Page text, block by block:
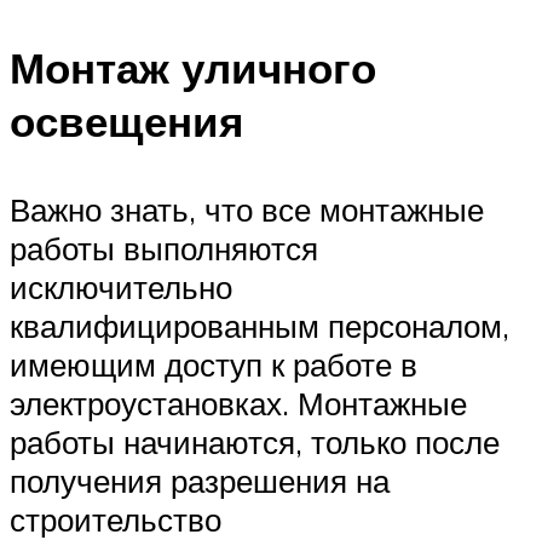
Монтаж уличного
освещения
Важно знать, что все монтажные
работы выполняются
исключительно
квалифицированным персоналом,
имеющим доступ к работе в
электроустановках. Монтажные
работы начинаются, только после
получения разрешения на
строительство